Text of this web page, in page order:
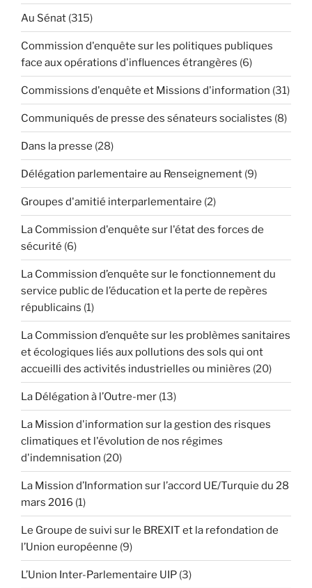
Au Sénat (315)
Commission d'enquête sur les politiques publiques
face aux opérations d'influences étrangères (6)
Commissions d'enquête et Missions d'information (31)
Communiqués de presse des sénateurs socialistes (8)
Dans la presse (28)
Délégation parlementaire au Renseignement (9)
Groupes d'amitié interparlementaire (2)
La Commission d'enquête sur l'état des forces de
sécurité (6)
La Commission d’enquête sur le fonctionnement du
service public de l’éducation et la perte de repères
républicains (1)
La Commission d’enquête sur les problèmes sanitaires
et écologiques liés aux pollutions des sols qui ont
accueilli des activités industrielles ou minières (20)
La Délégation à l’Outre-mer (13)
La Mission d'information sur la gestion des risques
climatiques et l'évolution de nos régimes
d'indemnisation (20)
La Mission d’Information sur l’accord UE/Turquie du 28
mars 2016 (1)
Le Groupe de suivi sur le BREXIT et la refondation de
l’Union européenne (9)
L’Union Inter-Parlementaire UIP (3)